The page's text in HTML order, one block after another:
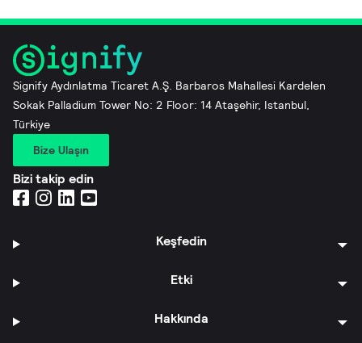
Signify Aydınlatma Ticaret A.Ş. Barbaros Mahallesi Kardelen
Sokak Palladium Tower No: 2 Floor: 14 Ataşehir, Istanbul,
Türkiye
Bize Ulaşın
Bizi takip edin
Keşfedin
Etki
Hakkında